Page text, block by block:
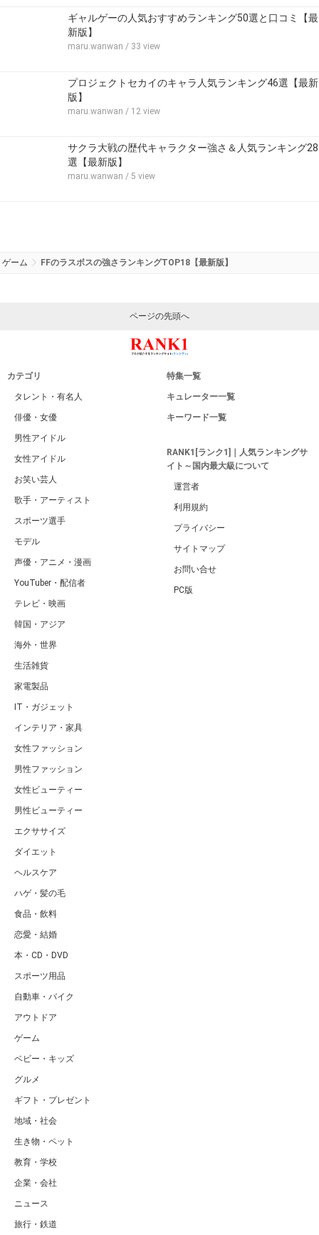
ギャルゲーの人気おすすめランキング50選と口コミ【最
新版】
maru.wanwan / 33 view
プロジェクトセカイのキャラ人気ランキング46選【最新
版】
maru.wanwan / 12 view
サクラ大戦の歴代キャラクター強さ＆人気ランキング28
選【最新版】
maru.wanwan / 5 view
ゲーム FFのラスボスの強さランキングTOP18【最新版】
ページの先頭へ
カテゴリ
タレント・有名人
俳優・女優
男性アイドル
女性アイドル
お笑い芸人
歌手・アーティスト
スポーツ選手
モデル
声優・アニメ・漫画
YouTuber・配信者
テレビ・映画
韓国・アジア
海外・世界
生活雑貨
家電製品
IT・ガジェット
インテリア・家具
女性ファッション
男性ファッション
女性ビューティー
男性ビューティー
エクササイズ
ダイエット
ヘルスケア
ハゲ・髪の毛
食品・飲料
恋愛・結婚
本・CD・DVD
スポーツ用品
自動車・バイク
アウトドア
ゲーム
ベビー・キッズ
グルメ
ギフト・プレゼント
地域・社会
生き物・ペット
教育・学校
企業・会社
ニュース
旅行・鉄道
特集一覧
キュレーター一覧
キーワード一覧
RANK1[ランク1]｜人気ランキングサ
イト～国内最大級について
運営者
利用規約
プライバシー
サイトマップ
お問い合せ
PC版